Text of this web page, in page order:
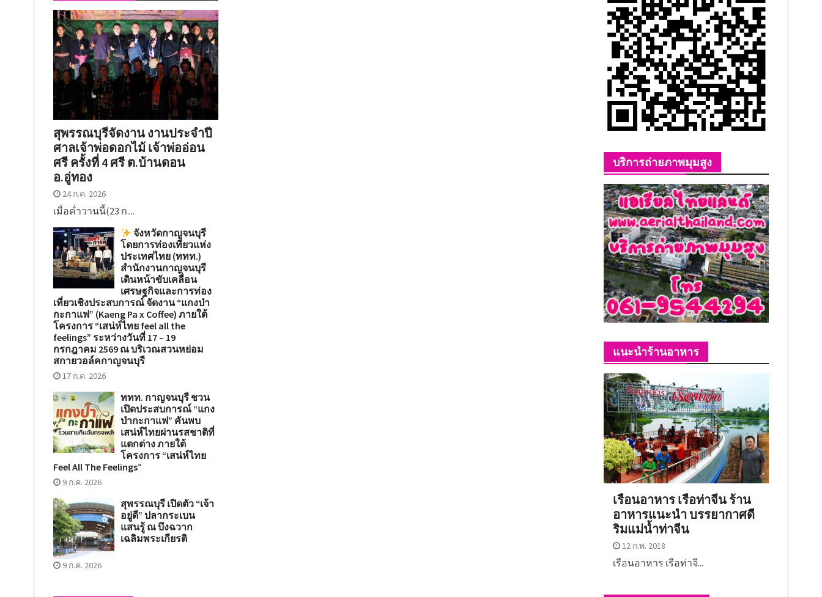
บริการถ่ายภาพมุมสูง
แนะนำร้านอาหาร
เรือนอาหาร เรือท่าจีน ร้าน
อาหารแนะนำ บรรยากาศดี
ริมแม่น้ำท่าจีน
12 ก.พ. 2018
เรือนอาหาร เรือท่าจี...
สุพรรณบุรีจัดงาน งานประจำปี
ศาลเจ้าพ่อดอกไม้ เจ้าพ่ออ่อน
ศรี ครั้งที่ 4 ศรี ต.บ้านดอน
อ.อู่ทอง
24 ก.ค. 2026
เมื่อค่ำวานนี้(23 ก....
จังหวัดกาญจนบุรี
โดยการท่องเที่ยวแห่ง
ประเทศไทย (ททท.)
สำนักงานกาญจนบุรี
เดินหน้าขับเคลื่อน
เศรษฐกิจและการท่อง
เที่ยวเชิงประสบการณ์ จัดงาน “แกงป่า
กะกาแฟ” (Kaeng Pa x Coffee) ภายใต้
โครงการ “เสน่ห์ไทย feel all the
feelings” ระหว่างวันที่ 17 – 19
กรกฎาคม 2569 ณ บริเวณสวนหย่อม
สกายวอล์คกาญจนบุรี
17 ก.ค. 2026
ททท. กาญจนบุรี ชวน
เปิดประสบการณ์ “แกง
ป่ากะกาแฟ” คันพบ
เสน่ห์ไทยผ่านรสชาติที่
แตกต่าง ภายใต้
โครงการ “เสน่ห์ไทย
Feel All The Feelings”
9 ก.ค. 2026
สุพรรณบุรี เปิดตัว “เจ้า
อยู่ดี” ปลากระเบน
แสนรู้ ณ บึงฉวาก
เฉลิมพระเกียรติ
9 ก.ค. 2026